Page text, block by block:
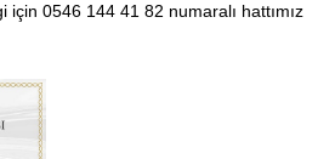
için 0546 144 41 82 numaralı hattımız